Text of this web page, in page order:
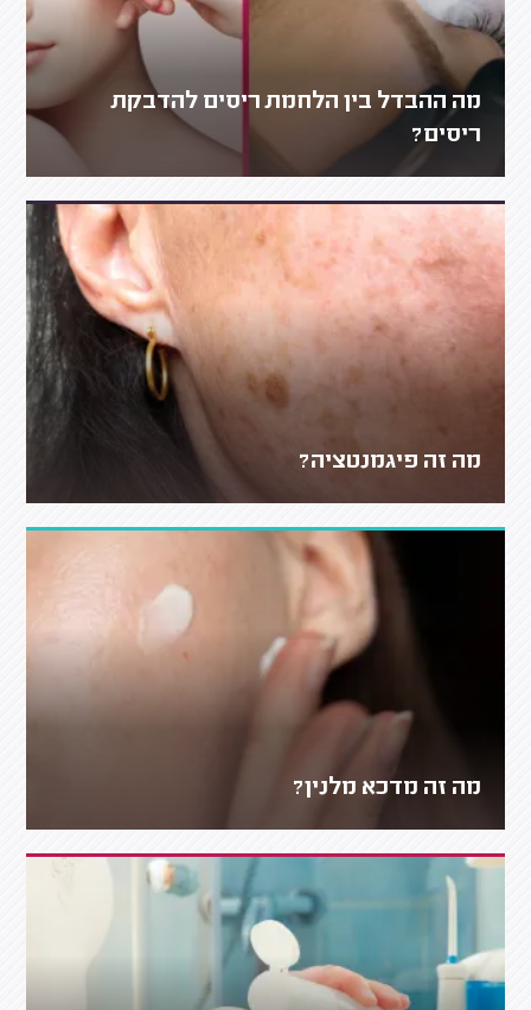
מה ההבדל בין הלחמת ריסים להדבקת
ריסים?
מה זה פיגמנטציה?
מה זה מדכא מלנין?